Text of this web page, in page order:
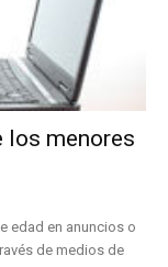
los menores
edad en anuncios o
de medios de